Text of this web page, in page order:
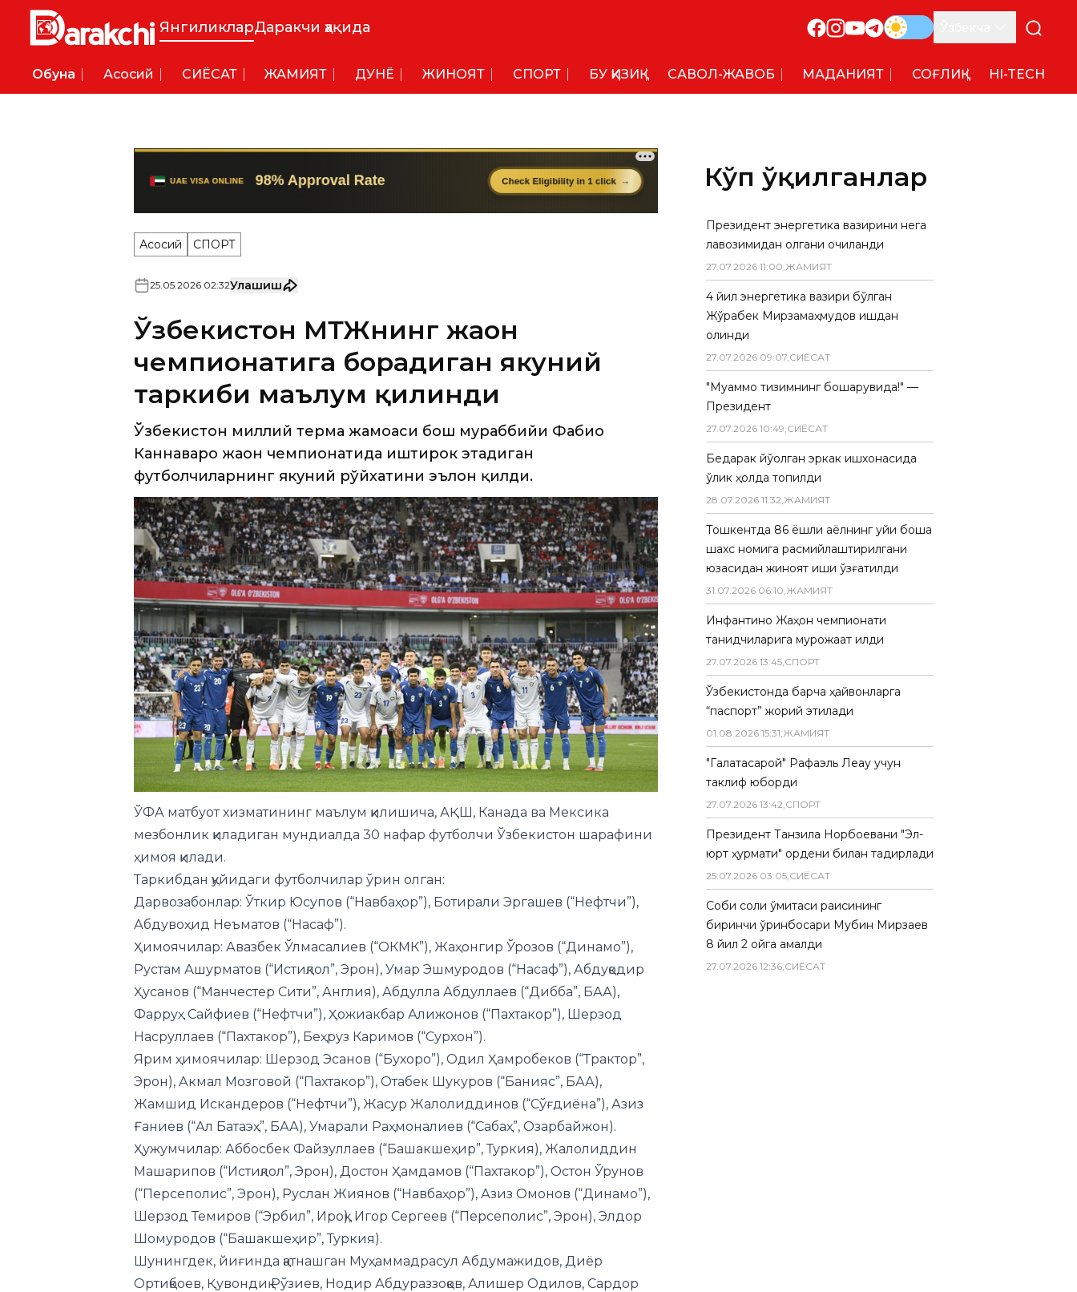
ЯнгиликларДаракчи ҳақида
Обуна Асосий СИËСАТ ЖАМИЯТ ДУНË ЖИНОЯТ СПОРТ БУ ҚИЗИҚ САВОЛ-ЖАВОБ МАДАНИЯТ СОҒЛИҚ HI-TECH
Асосий СПОРТ
25 05 2026 02:32Улашиш
Ўзбекистон МТЖнинг жаҳон
чемпионатига борадиган якуний
таркиби маълум қилинди
Ўзбекистон миллий терма жамоаси бош мураббийи Фабио
Каннаваро жаҳон чемпионатида иштирок этадиган
футболчиларнинг якуний рўйхатини эълон қилди.
ЎФА матбуот хизматининг маълум қилишича, АҚШ, Канада ва Мексика
мезбонлик қиладиган мундиалда 30 нафар футболчи Ўзбекистон шарафини
ҳимоя қилади.
Таркибдан қуйидаги футболчилар ўрин олган:
Дарвозабонлар: Ўткир Юсупов (“Навбаҳор”), Ботирали Эргашев (“Нефтчи”),
Абдувоҳид Неъматов (“Насаф”).
Ҳимоячилар: Авазбек Ўлмасалиев (“ОКМК”), Жаҳонгир Ўрозов (“Динамо”),
Рустам Ашурматов (“Истиқлол”, Эрон), Умар Эшмуродов (“Насаф”), Абдуқодир
Ҳусанов (“Манчестер Сити”, Англия), Абдулла Абдуллаев (“Дибба”, БАА),
Фарруҳ Сайфиев (“Нефтчи”), Ҳожиакбар Алижонов (“Пахтакор”), Шерзод
Насруллаев (“Пахтакор”), Беҳруз Каримов (“Сурхон”).
Ярим ҳимоячилар: Шерзод Эсанов (“Бухоро”), Одил Ҳамробеков (“Трактор”,
Эрон), Акмал Мозговой (“Пахтакор”), Отабек Шукуров (“Банияс”, БАА),
Жамшид Искандеров (“Нефтчи”), Жасур Жалолиддинов (“Сўғдиёна”), Азиз
Ғаниев (“Ал Батаэҳ”, БАА), Умарали Раҳмоналиев (“Сабаҳ”, Озарбайжон).
Ҳужумчилар: Аббосбек Файзуллаев (“Башакшеҳир”, Туркия), Жалолиддин
Машарипов (“Истиқлол”, Эрон), Достон Ҳамдамов (“Пахтакор”), Остон Ўрунов
(“Персеполис”, Эрон), Руслан Жиянов (“Навбаҳор”), Азиз Омонов (“Динамо”),
Шерзод Темиров (“Эрбил”, Ироқ), Игор Сергеев (“Персеполис”, Эрон), Элдор
Шомуродов (“Башакшеҳир”, Туркия).
Шунингдек, йиғинда қатнашган Муҳаммадрасул Абдумажидов, Диёр
Ортиқбоев, Қувондиқ Рўзиев, Нодир Абдураззоқов, Алишер Одилов, Сардор
Кўп ўқилганлар
Президент энергетика вазирини нега
лавозимидан олгани очиқланди
27.07.2026 11:00,ЖАМИЯТ
4 йил энергетика вазири бўлган
Жўрабек Мирзамаҳмудов ишдан
олинди
27.07.2026 09:07,СИËСАТ
"Муаммо тизимнинг бошқарувида!" —
Президент
27.07.2026 10:49,СИËСАТ
Бедарак йўқолган эркак ишхонасида
ўлик ҳолда топилди
28.07.2026 11:32,ЖАМИЯТ
Тошкентда 86 ёшли аёлнинг уйи бошқа
шахс номига расмийлаштирилгани
юзасидан жиноят иши қўзғатилди
31.07.2026 06:10,ЖАМИЯТ
Инфантино Жаҳон чемпионати
танқидчиларига мурожаат қилди
27.07.2026 13:45,СПОРТ
Ўзбекистонда барча ҳайвонларга
“паспорт” жорий этилади
01.08.2026 15:31,ЖАМИЯТ
"Галатасарой" Рафаэль Леау учун
таклиф юборди
27.07.2026 13:42,СПОРТ
Президент Танзила Норбоевани "Эл-
юрт ҳурмати" ордени билан тақдирлади
25.07.2026 03:05,СИËСАТ
Собиқ солиқ қўмитаси раисининг
биринчи ўринбосари Мубин Мирзаев
8 йил 2 ойга қамалди
27.07.2026 12:36,СИËСАТ